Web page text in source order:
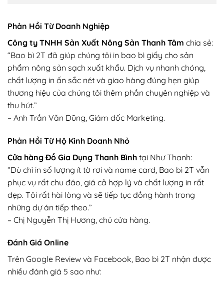
Phản Hồi Từ Doanh Nghiệp
Công ty TNHH Sản Xuất Nông Sản Thanh Tâm chia sẻ:
“Bao bì 2T đã giúp chúng tôi in bao bì giấy cho sản
phẩm nông sản sạch xuất khẩu. Dịch vụ nhanh chóng,
chất lượng in ấn sắc nét và giao hàng đúng hẹn giúp
thương hiệu của chúng tôi thêm phần chuyên nghiệp và
thu hút.”
– Anh Trần Văn Dũng, Giám đốc Marketing.
Phản Hồi Từ Hộ Kinh Doanh Nhỏ
Cửa hàng Đồ Gia Dụng Thanh Bình tại Như Thanh:
“Dù chỉ in số lượng ít tờ rơi và name card, Bao bì 2T vẫn
phục vụ rất chu đáo, giá cả hợp lý và chất lượng in rất
đẹp. Tôi rất hài lòng và sẽ tiếp tục đồng hành trong
những dự án tiếp theo.”
– Chị Nguyễn Thị Hương, chủ cửa hàng.
Đánh Giá Online
Trên Google Review và Facebook, Bao bì 2T nhận được
nhiều đánh giá 5 sao như: